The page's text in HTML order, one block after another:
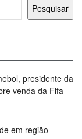
Pesquisar
presidente da
venda da Fifa
em região